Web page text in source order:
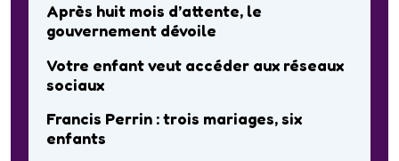
Après huit mois d’attente, le
gouvernement dévoile
Votre enfant veut accéder aux réseaux
sociaux
Francis Perrin : trois mariages, six
enfants